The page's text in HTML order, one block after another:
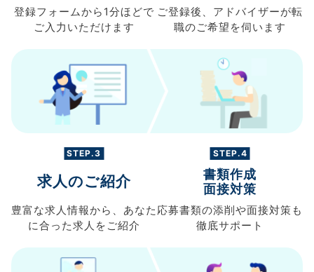
登録フォームから 1分ほどで
ご入力 いただけます
ご登録後、 アドバイザーが転
職のご希望を伺います
STEP.3
求人のご紹介
豊富な求人情報から、 あなた
に合った求人を ご紹介
STEP.4
書類作成
面接対策
応募書類の添削や面接対策も
徹底サポート